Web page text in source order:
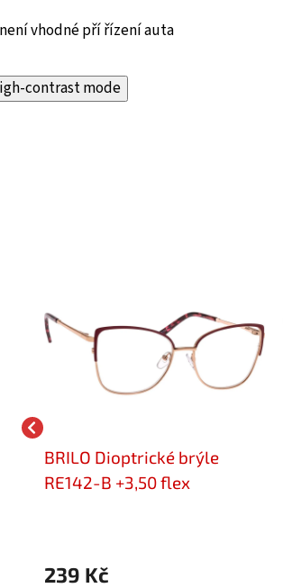
není vhodné pří řízení auta
contrast mode
BRILO Dioptrické brýle
RE142-B +3,50 flex
239 Kč